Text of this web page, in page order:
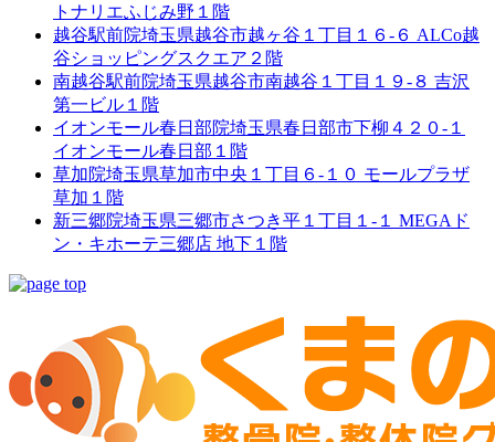
トナリエふじみ野１階
越谷駅前院埼玉県越谷市越ヶ谷１丁目１６-６ ALCo越
谷ショッピングスクエア２階
南越谷駅前院埼玉県越谷市南越谷１丁目１９-８ 吉沢
第一ビル１階
イオンモール春日部院埼玉県春日部市下柳４２０-１
イオンモール春日部１階
草加院埼玉県草加市中央１丁目６-１０ モールプラザ
草加１階
新三郷院埼玉県三郷市さつき平１丁目１-１ MEGAド
ン・キホーテ三郷店 地下１階